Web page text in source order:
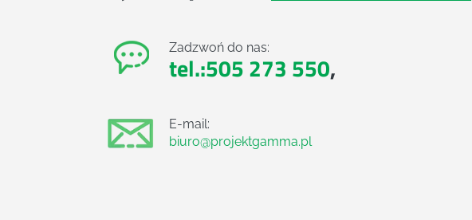
Zadzwoń do nas:
tel.:505 273 550,
E-mail:
biuro@projektgamma.pl